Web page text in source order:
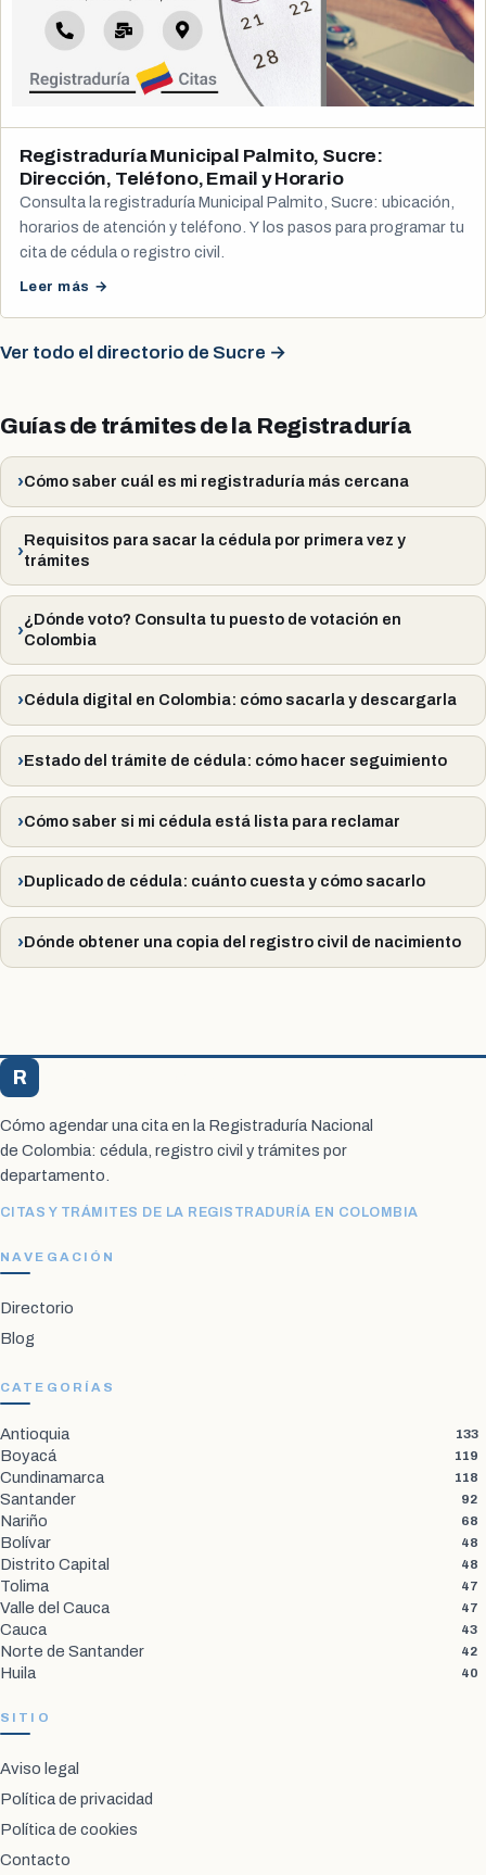
Registraduría Municipal Palmito, Sucre:
Dirección, Teléfono, Email y Horario
Consulta la registraduría Municipal Palmito, Sucre: ubicación,
horarios de atención y teléfono. Y los pasos para programar tu
cita de cédula o registro civil.
Leer más →
Ver todo el directorio de Sucre →
Guías de trámites de la Registraduría
Cómo saber cuál es mi registraduría más cercana
Requisitos para sacar la cédula por primera vez y
trámites
¿Dónde voto? Consulta tu puesto de votación en
Colombia
Cédula digital en Colombia: cómo sacarla y descargarla
Estado del trámite de cédula: cómo hacer seguimiento
Cómo saber si mi cédula está lista para reclamar
Duplicado de cédula: cuánto cuesta y cómo sacarlo
Dónde obtener una copia del registro civil de nacimiento
R
Cómo agendar una cita en la Registraduría Nacional
de Colombia: cédula, registro civil y trámites por
departamento.
CITAS Y TRÁMITES DE LA REGISTRADURÍA EN COLOMBIA
NAVEGACIÓN
Directorio
Blog
CATEGORÍAS
Antioquia 133
Boyacá 119
Cundinamarca 118
Santander 92
Nariño 68
Bolívar 48
Distrito Capital 48
Tolima 47
Valle del Cauca 47
Cauca 43
Norte de Santander 42
Huila 40
SITIO
Aviso legal
Política de privacidad
Política de cookies
Contacto